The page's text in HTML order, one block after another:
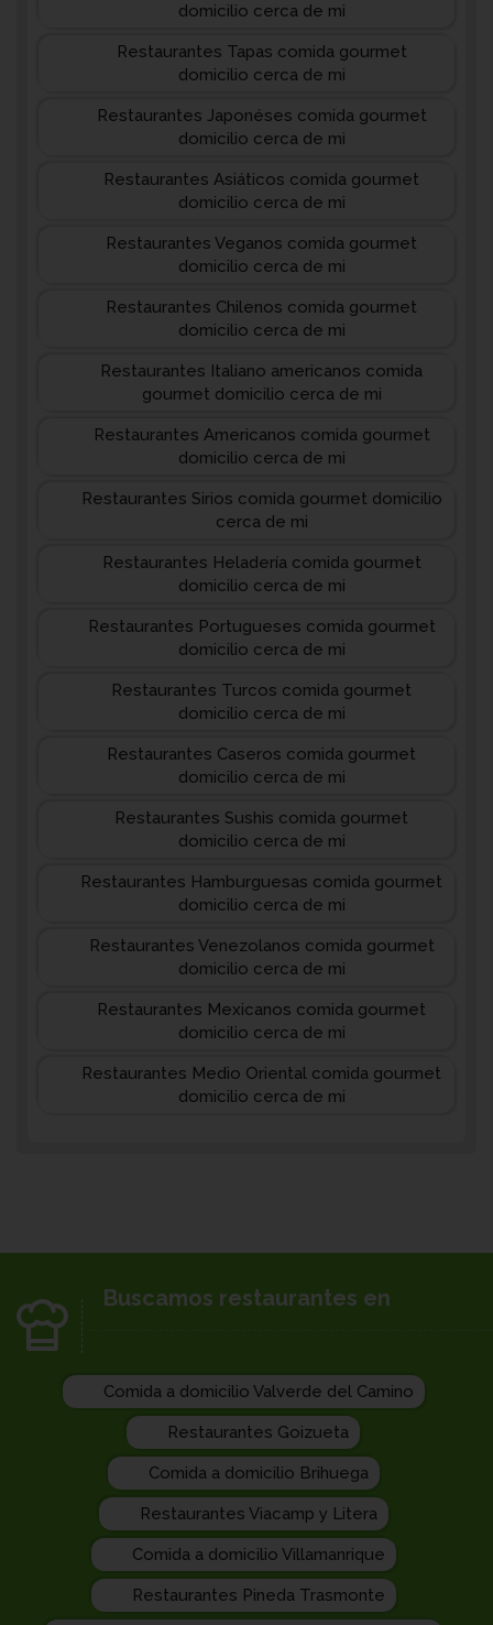
domicilio cerca de mi
Restaurantes Tapas comida gourmet
domicilio cerca de mi
Restaurantes Japonéses comida gourmet
domicilio cerca de mi
Restaurantes Asiáticos comida gourmet
domicilio cerca de mi
Restaurantes Veganos comida gourmet
domicilio cerca de mi
Restaurantes Chilenos comida gourmet
domicilio cerca de mi
Restaurantes Italiano americanos comida
gourmet domicilio cerca de mi
Restaurantes Americanos comida gourmet
domicilio cerca de mi
Restaurantes Sirios comida gourmet domicilio
cerca de mi
Restaurantes Heladería comida gourmet
domicilio cerca de mi
Restaurantes Portugueses comida gourmet
domicilio cerca de mi
Restaurantes Turcos comida gourmet
domicilio cerca de mi
Restaurantes Caseros comida gourmet
domicilio cerca de mi
Restaurantes Sushis comida gourmet
domicilio cerca de mi
Restaurantes Hamburguesas comida gourmet
domicilio cerca de mi
Restaurantes Venezolanos comida gourmet
domicilio cerca de mi
Restaurantes Mexicanos comida gourmet
domicilio cerca de mi
Restaurantes Medio Oriental comida gourmet
domicilio cerca de mi
Buscamos restaurantes en
Comida a domicilio Valverde del Camino
Restaurantes Goizueta
Comida a domicilio Brihuega
Restaurantes Viacamp y Litera
Comida a domicilio Villamanrique
Restaurantes Pineda Trasmonte